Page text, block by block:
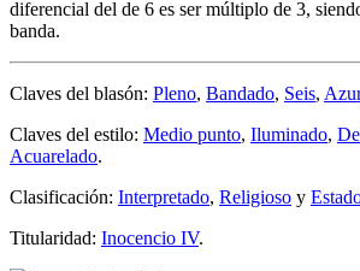
diferencial del de 6 es ser múltiplo de 3,
banda.
Claves del blasón: Pleno, Bandado, Seis,
Claves del estilo: Medio punto, Iluminado,
Acuarelado.
Clasificación: Interpretado, Religioso y
Titularidad: Inocencio IV.